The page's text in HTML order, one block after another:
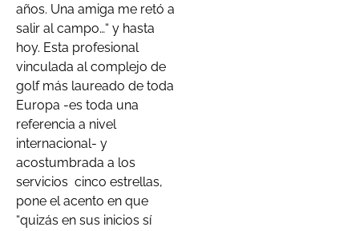
años. Una amiga me retó a
salir al campo…“ y hasta
hoy. Esta profesional
vinculada al complejo de
golf más laureado de toda
Europa -es toda una
referencia a nivel
internacional- y
acostumbrada a los
servicios cinco estrellas,
pone el acento en que
“quizás en sus inicios sí